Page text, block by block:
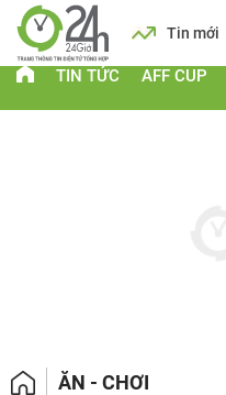
Tin mới AFF Cup
TIN TỨC AFF CUP
ĂN - CHƠI